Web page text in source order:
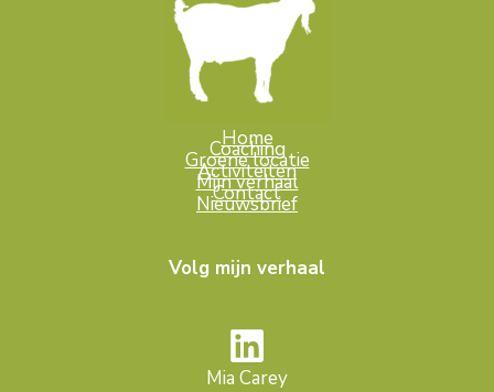
Home
Coaching
Groene locatie
Activiteiten
Mijn verhaal
Contact
Nieuwsbrief
Volg mijn verhaal
Mia Carey